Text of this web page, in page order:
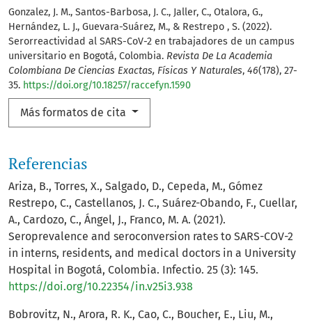
Gonzalez, J. M., Santos-Barbosa, J. C., Jaller, C., Otalora, G.,
Hernández, L. J., Guevara-Suárez, M., & Restrepo , S. (2022).
Serorreactividad al SARS-CoV-2 en trabajadores de un campus
universitario en Bogotá, Colombia. Revista De La Academia
Colombiana De Ciencias Exactas, Físicas Y Naturales, 46(178), 27-
35. https://doi.org/10.18257/raccefyn.1590
Más formatos de cita
Referencias
Ariza, B., Torres, X., Salgado, D., Cepeda, M., Gómez
Restrepo, C., Castellanos, J. C., Suárez-Obando, F., Cuellar,
A., Cardozo, C., Ángel, J., Franco, M. A. (2021).
Seroprevalence and seroconversion rates to SARS-COV-2
in interns, residents, and medical doctors in a University
Hospital in Bogotá, Colombia. Infectio. 25 (3): 145.
https://doi.org/10.22354/in.v25i3.938
Bobrovitz, N., Arora, R. K., Cao, C., Boucher, E., Liu, M.,